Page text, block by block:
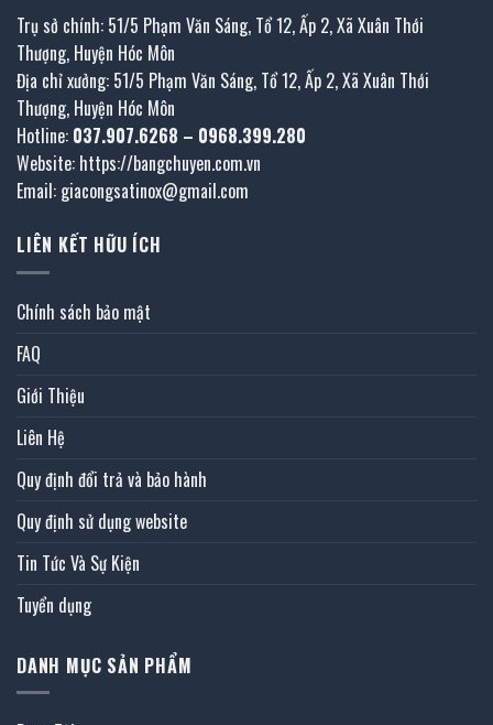
Trụ sở chính: 51/5 Phạm Văn Sáng, Tổ 12, Ấp 2, Xã Xuân Thới
Thượng, Huyện Hóc Môn
Địa chỉ xưởng: 51/5 Phạm Văn Sáng, Tổ 12, Ấp 2, Xã Xuân Thới
Thượng, Huyện Hóc Môn
Hotline: 037.907.6268 – 0968.399.280
Website: https://bangchuyen.com.vn
Email: giacongsatinox@gmail.com
LIÊN KẾT HỮU ÍCH
Chính sách bảo mật
FAQ
Giới Thiệu
Liên Hệ
Quy định đổi trả và bảo hành
Quy định sử dụng website
Tin Tức Và Sự Kiện
Tuyển dụng
DANH MỤC SẢN PHẨM